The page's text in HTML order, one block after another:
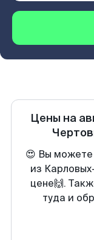
Цены на
😍 Вы можете
из
цене🙌.
туда и